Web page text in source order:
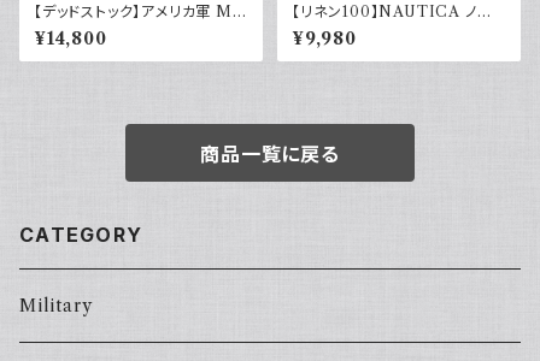
【デッドストック】アメリカ軍 M6
5 フィールドカーゴパンツ ウッド
ランドカモ 迷彩柄 US Army D
EADSTOCK 80s Small Reg
¥14,800
【リネン100】NAUTICA ノー
ティカ ツータックパンツ スラック
ス 古着 ワイドパンツ
¥9,980
商品一覧に戻る
CATEGORY
Military